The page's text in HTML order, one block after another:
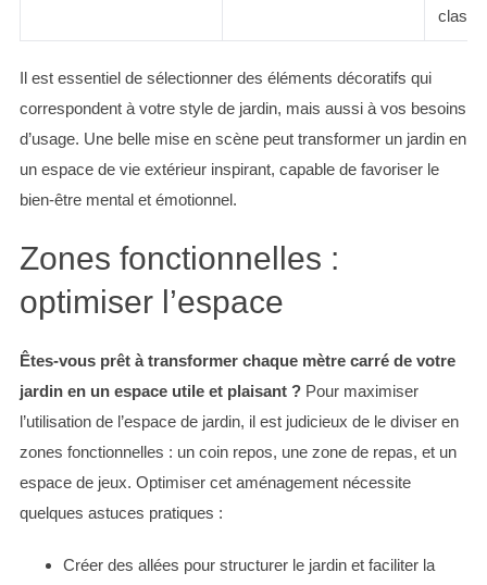
Il est essentiel de sélectionner des éléments décoratifs qui
correspondent à votre style de jardin, mais aussi à vos besoins
d’usage. Une belle mise en scène peut transformer un jardin en
un espace de vie extérieur inspirant, capable de favoriser le
bien-être mental et émotionnel.
Zones fonctionnelles :
optimiser l’espace
Êtes-vous prêt à transformer chaque mètre carré de votre
jardin en un espace utile et plaisant ?Pour maximiser
l’utilisation de l’espace de jardin, il est judicieux de le diviser en
zones fonctionnelles : un coin repos, une zone de repas, et un
espace de jeux. Optimiser cet aménagement nécessite
quelques astuces pratiques :
Créer des allées pour structurer le jardin et faciliter la